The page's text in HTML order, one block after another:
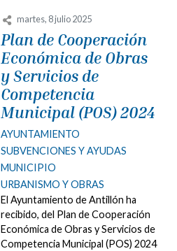
martes, 8 julio 2025
Plan de Cooperación
Económica de Obras
y Servicios de
Competencia
Municipal (POS) 2024
AYUNTAMIENTO
SUBVENCIONES Y AYUDAS
MUNICIPIO
URBANISMO Y OBRAS
El Ayuntamiento de Antillón ha
recibido, del Plan de Cooperación
Económica de Obras y Servicios de
Competencia Municipal (POS) 2024